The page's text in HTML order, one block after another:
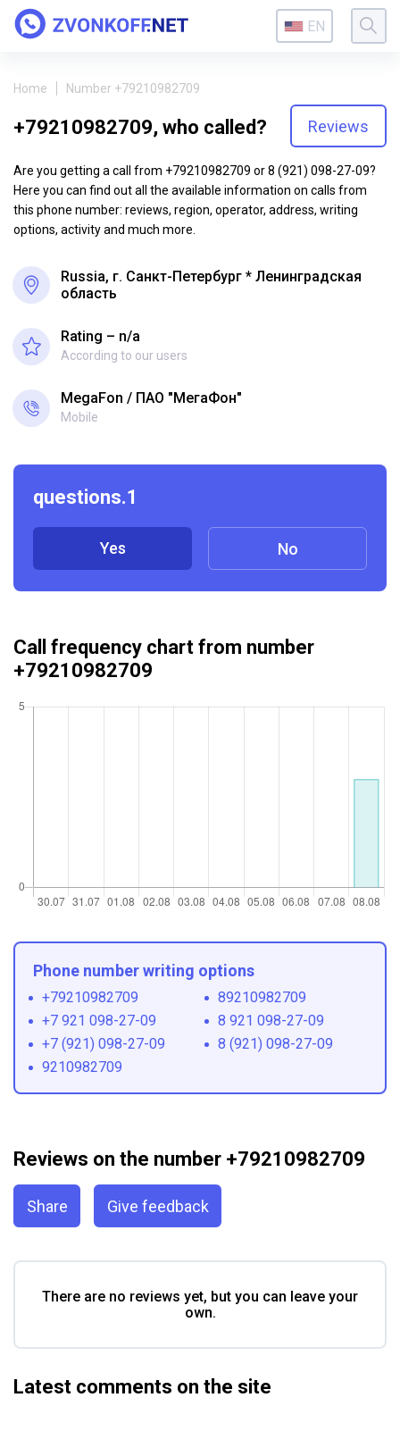
EN
Home Number +79210982709
+79210982709, who called? Reviews
Are you getting a call from +79210982709 or 8 (921) 098-27-09?
Here you can find out all the available information on calls from
this phone number: reviews, region, operator, address, writing
options, activity and much more.
Russia, г. Санкт-Петербург * Ленинградская
область
Rating – n/a
According to our users
MegaFon ПАО "МегаФон"
Mobile
questions.1
Yes No
Call frequency chart from number
+79210982709
Phone number writing options
+79210982709
89210982709
+7 921 098-27-09
8 921 098-27-09
+7 (921) 098-27-09
8 (921) 098-27-09
9210982709
Reviews on the number +79210982709
Share Give feedback
There are no reviews yet, but you can leave your
own.
Latest comments on the site